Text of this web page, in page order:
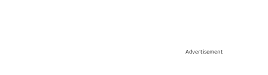
Advertisement